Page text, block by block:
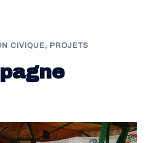
CIVIQUE, PROJETS